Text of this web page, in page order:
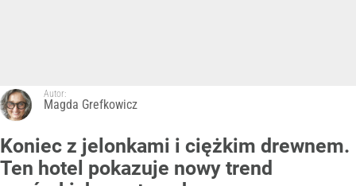
Autor:
Magda Grefkowicz
Koniec z jelonkami i ciężkim drewnem.
Ten hotel pokazuje nowy trend